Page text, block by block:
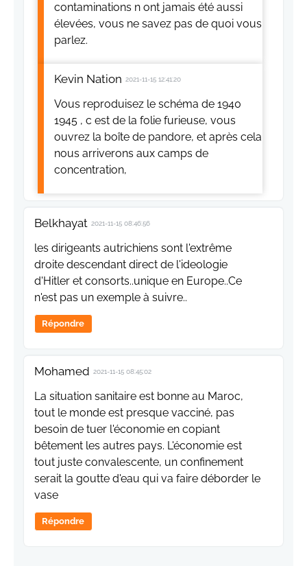
contaminations n ont jamais été aussi
élevées, vous ne savez pas de quoi vous
parlez.
Kevin Nation 2021-11-15 12:41:20
Vous reproduisez le schéma de 1940
1945 , c est de la folie furieuse, vous
ouvrez la boîte de pandore, et après cela
nous arriverons aux camps de
concentration,
Belkhayat 2021-11-15 08:46:56
les dirigeants autrichiens sont l'extrême
droite descendant direct de l'ideologie
d'Hitler et consorts..unique en Europe..Ce
n'est pas un exemple à suivre..
Répondre
Mohamed 2021-11-15 08:45:02
La situation sanitaire est bonne au Maroc,
tout le monde est presque vacciné, pas
besoin de tuer l'économie en copiant
bêtement les autres pays. L'économie est
tout juste convalescente, un confinement
serait la goutte d'eau qui va faire déborder le
vase
Répondre